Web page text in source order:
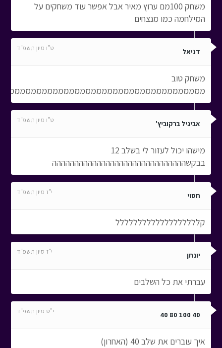
משחק 100מם ערוץ מאיר אבל אפשר עוד משחקים על
המילחמה כמו מנצחים
דניאל ט"ו סיון תשפ"ד
משחק טוב
אביגיל ברקוביץ' ט"ו סיון תשפ"ד
מישהו יכול לעזור לי בשלב 12
בבקשהההההההההההההההההההההההההההההה
חסוי י"ז סיון תשפ"ד
קללללללללללללללללללל
יונתן י"ז סיון תשפ"ד
עברתי את כל השלבים
40 100 80 40 י"ט סיון תשפ"ד
איך עוברים את שלב 40 (האחרון)